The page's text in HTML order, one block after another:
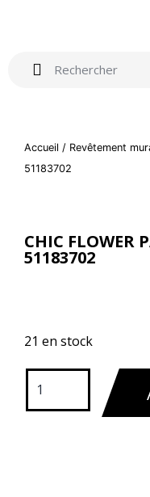
Accueil / Revêtement
51183702
CHIC FLOWER
51183702
21 en stock